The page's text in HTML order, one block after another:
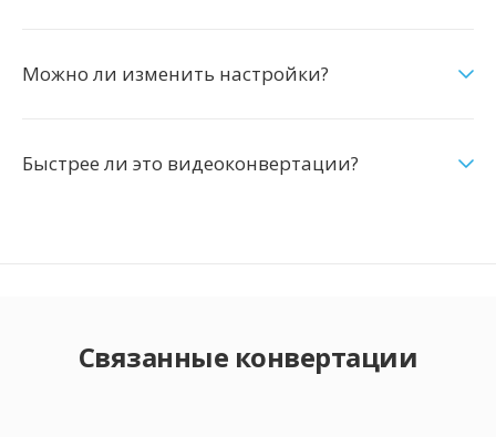
Можно ли изменить настройки?
Быстрее ли это видеоконвертации?
Связанные конвертации